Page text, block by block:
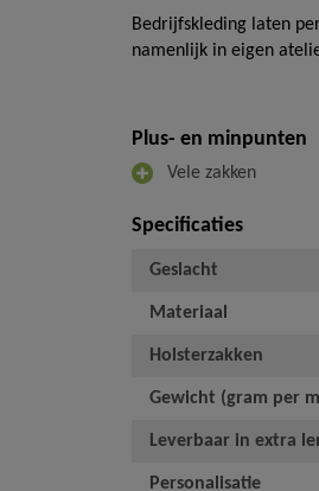
Bedrijfskleding laten
namenlijk in eigen
Plus- en minpunten
Vele zakken
Specificaties
Geslacht
Materiaal
Holsterzakken
Gewicht (gram per
Leverbaar in extra
Personalisatie